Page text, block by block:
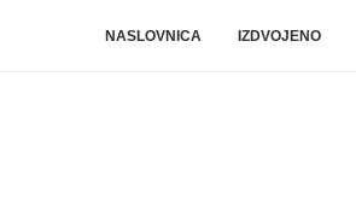
NASLOVNICA IZDVOJENO